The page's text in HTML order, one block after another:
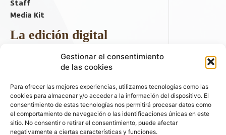
Gestionar el consentimiento
de las cookies
Para ofrecer las mejores experiencias, utilizamos tecnologías como las
cookies para almacenar y/o acceder a la información del dispositivo. El
consentimiento de estas tecnologías nos permitirá procesar datos como
el comportamiento de navegación o las identificaciones únicas en este
sitio. No consentir o retirar el consentimiento, puede afectar
negativamente a ciertas características y funciones.
Staff
Media Kit
La edición digital
Descargar último ejemplar
ir a hemeroteca
+ Contenido en redes sociales